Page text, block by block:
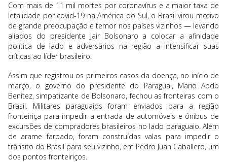
Com mais de 11 mil mortes por coronavírus e a maior taxa de
letalidade por covid-19 na América do Sul, o Brasil virou motivo
de grande preocupação e temor nos países vizinhos — levando
aliados do presidente Jair Bolsonaro a colocar a afinidade
política de lado e adversários na região a intensificar suas
críticas ao líder brasileiro.
Assim que registrou os primeiros casos da doença, no início de
março, o governo do presidente do Paraguai, Mario Abdo
Benítez, simpatizante de Bolsonaro, fechou as fronteiras com o
Brasil. Militares paraguaios foram enviados para a região
fronteiriça para impedir a entrada de automóveis e ônibus de
excursões de compradores brasileiros no lado paraguaio. Além
de arame farpado, foram construídas valas para impedir o
trânsito do Brasil para seu vizinho, em Pedro Juan Caballero, um
dos pontos fronteiriços.